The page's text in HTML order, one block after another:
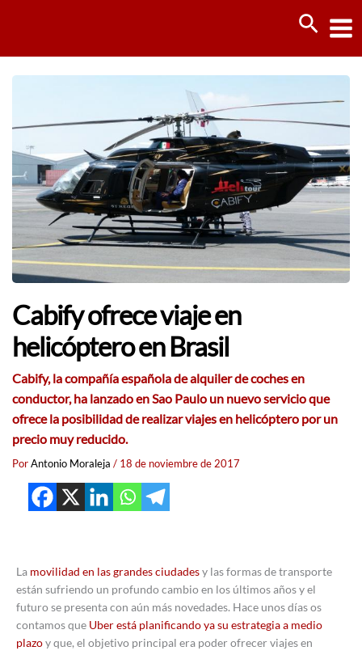
Cabify ofrece viaje en
helicóptero en Brasil
Cabify, la compañía española de alquiler de coches en
conductor, ha lanzado en Sao Paulo un nuevo servicio que
ofrece la posibilidad de realizar viajes en helicóptero por un
precio muy reducido.
PorAntonio Moraleja / 18 de noviembre de 2017
La movilidad en las grandes ciudadesy las formas de transporte
están sufriendo un profundo cambio en los últimos años y el
futuro se presenta con aún más novedades. Hace unos días os
contamos que Uber está planificando ya su estrategia a medio
plazoy que, el objetivo principal era poder ofrecer viajes en